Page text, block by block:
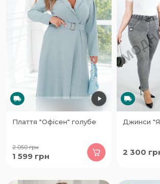
Плаття "Офісен" голубе
2 050грн
1 599 грн
Джинси
2 300